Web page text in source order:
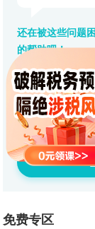
还在被这些问题
的帮助吧！
免费专区